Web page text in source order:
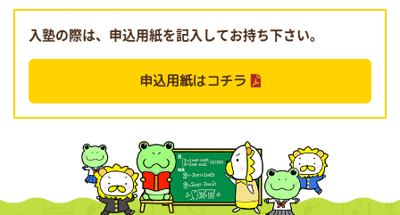
入塾の際は、申込用紙を記入してお持ち下さい。
申込用紙はコチラ